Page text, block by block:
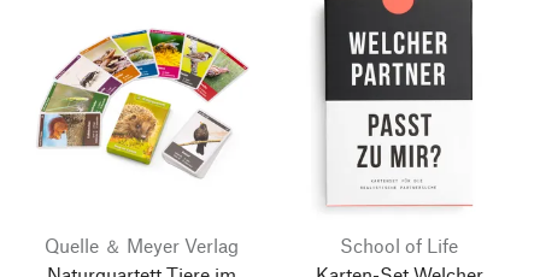
Quelle ＆ Meyer Verlag
School of Life